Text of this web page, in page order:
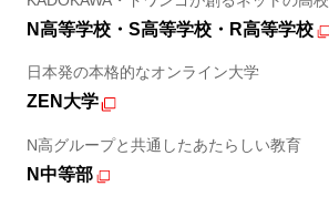
N高等学校・S高等学校・R高等学校
日本発の本格的なオンライン大学
ZEN大学
N高グループと共通したあたらしい教育
N中等部